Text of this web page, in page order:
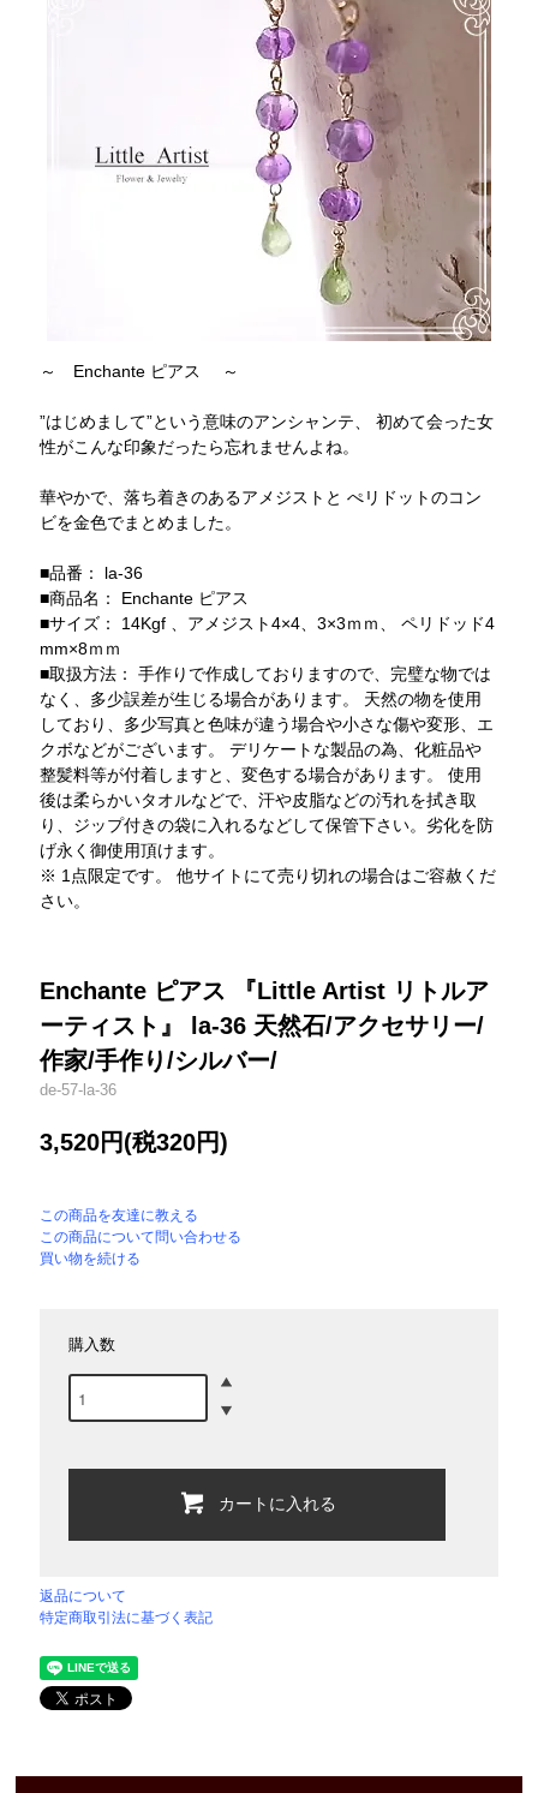
～ Enchante ピアス ～
”はじめまして”という意味のアンシャンテ、 初めて会った女
性がこんな印象だったら忘れませんよね。
華やかで、落ち着きのあるアメジストと ぺリドットのコン
ビを金色でまとめました。
■品番： la-36
■商品名： Enchante ピアス
■サイズ： 14Kgf 、アメジスト4×4、3×3ｍｍ、 ペリドッド4
mm×8ｍｍ
■取扱方法： 手作りで作成しておりますので、完璧な物では
なく、多少誤差が生じる場合があります。 天然の物を使用
しており、多少写真と色味が違う場合や小さな傷や変形、エ
クボなどがございます。 デリケートな製品の為、化粧品や
整髪料等が付着しますと、変色する場合があります。 使用
後は柔らかいタオルなどで、汗や皮脂などの汚れを拭き取
り、ジップ付きの袋に入れるなどして保管下さい。劣化を防
げ永く御使用頂けます。
※ 1点限定です。 他サイトにて売り切れの場合はご容赦くだ
さい。
Enchante ピアス 『Little Artist リトルア
ーティスト』 la-36 天然石/アクセサリー/
作家/手作り/シルバー/
de-57-la-36
3,520円(税320円)
この商品を友達に教える
この商品について問い合わせる
買い物を続ける
購入数
カートに入れる
返品について
特定商取引法に基づく表記